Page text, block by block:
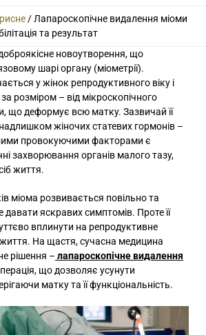
/Лапароскопічне видалення міоми
та результат
новоутворення, що
шарі органу (міометрії).
у жінок репродуктивного віку і
розміром – від мікроскопічного
що деформує всю матку. Зазвичай її
жіночих статевих гормонів –
провокуючими факторами є
захворювання органів малого тазу,
життя.
міома розвивається повільно та
яскравих симптомів. Проте її
вплинути на репродуктивне
життя. На щастя, сучасна медицина
рішення – лапароскопічне видалення
що дозволяє усунути
матку та її функціональність.